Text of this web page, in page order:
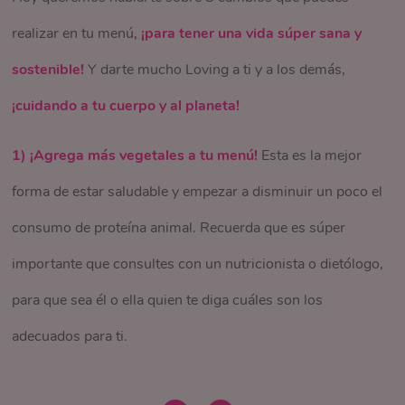
realizar en tu menú, ¡para tener una vida súper sana y
sostenible! Y darte mucho Loving a ti y a los demás,
¡cuidando a tu cuerpo y al planeta!
1) ¡Agrega más vegetales a tu menú! Esta es la mejor
forma de estar saludable y empezar a disminuir un poco el
consumo de proteína animal. Recuerda que es súper
importante que consultes con un nutricionista o dietólogo,
para que sea él o ella quien te diga cuáles son los
adecuados para ti.